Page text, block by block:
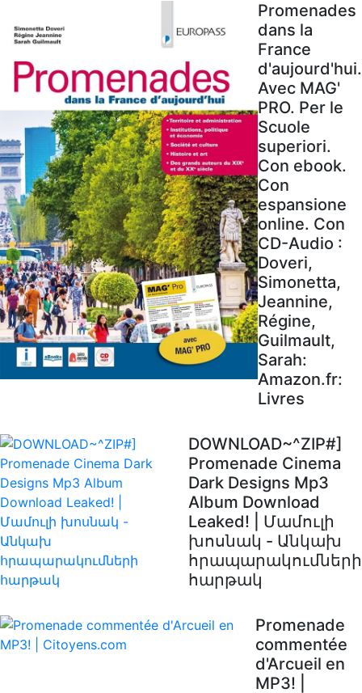
Promenades
dans la
France
d'aujourd'hui.
Avec MAG'
PRO. Per le
Scuole
superiori.
Con ebook.
Con
espansione
online. Con
CD-Audio :
Doveri,
Simonetta,
Jeannine,
Régine,
Guilmault,
Sarah:
Amazon.fr:
Livres
DOWNLOAD~^ZIP#]
Promenade Cinema
Dark Designs Mp3
Album Download
Leaked! | Մամուլի
խոսնակ - Անկախ
հրապարակումների
հարթակ
Promenade
commentée
d'Arcueil en
MP3! |